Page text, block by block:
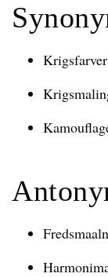
Krigsfarver